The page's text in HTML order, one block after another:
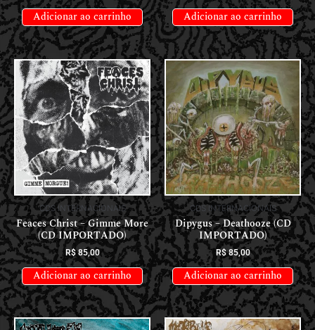
Adicionar ao carrinho Adicionar ao carrinho
CDS INTERNACIONAIS
Feaces Christ – Gimme More
(CD IMPORTADO)
R$85,00
Adicionar ao carrinho
CDS INTERNACIONAIS
Dipygus – Deathooze (CD
IMPORTADO)
R$85,00
Adicionar ao carrinho